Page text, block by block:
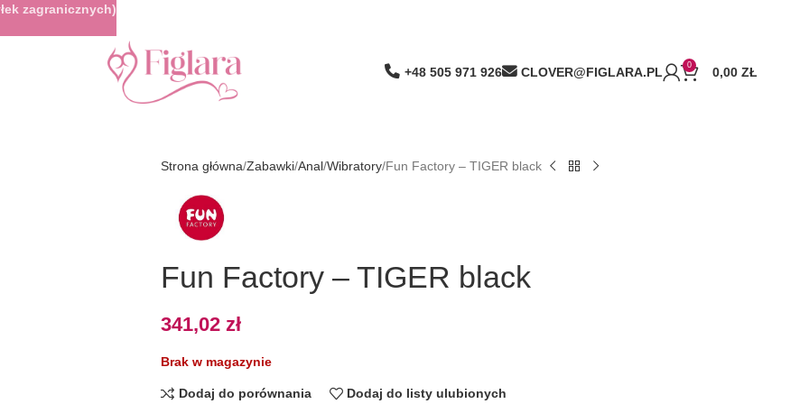
+48 505 971 926 CLOVER@FIGLARA.PL 0 0,00 ZŁ
Strona główna Zabawki Anal Wibratory Fun Factory – TIGER black
Fun Factory – TIGER black
341,02 zł
Brak w magazynie
Dodaj do porównania Dodaj do listy ulubionych
zagranicznych)